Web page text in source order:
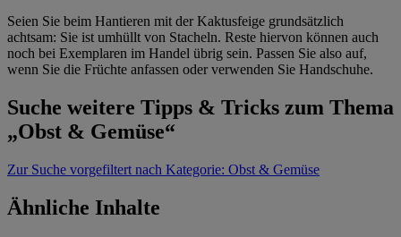
Seien Sie beim Hantieren mit der Kaktusfeige grundsätzlich
achtsam: Sie ist umhüllt von Stacheln. Reste hiervon können auch
noch bei Exemplaren im Handel übrig sein. Passen Sie also auf,
wenn Sie die Früchte anfassen oder verwenden Sie Handschuhe.
Suche weitere Tipps & Tricks zum Thema
„Obst & Gemüse“
Zur Suche vorgefiltert nach Kategorie: Obst & Gemüse
Ähnliche Inhalte